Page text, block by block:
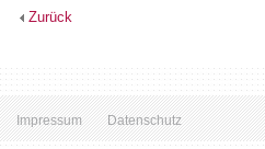
Zurück
Impressum Datenschutz